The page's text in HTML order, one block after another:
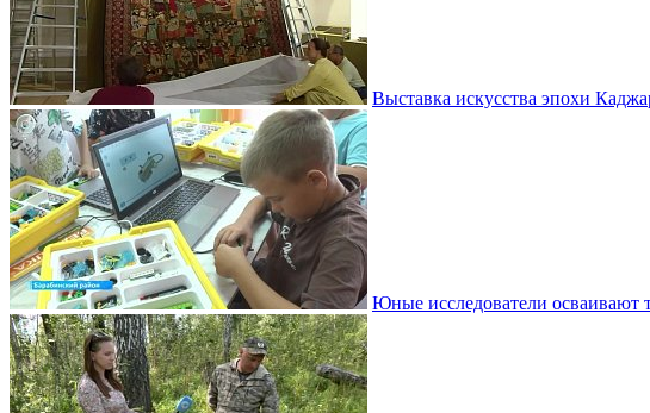
Выставка искусства эпохи
Юные исследователи осваивают